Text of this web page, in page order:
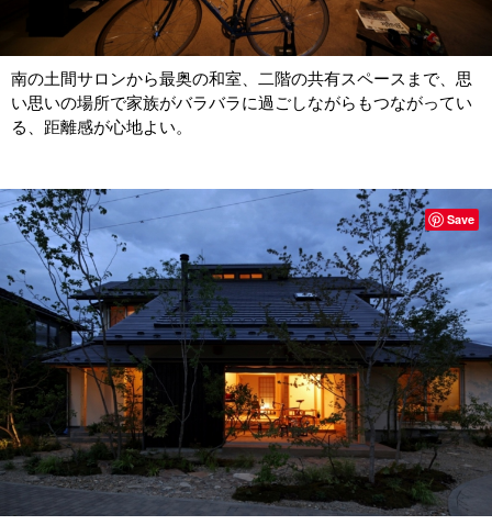
南の土間サロンから最奥の和室、二階の共有スペースまで、思
い思いの場所で家族がバラバラに過ごしながらもつながってい
る、距離感が心地よい。
Save